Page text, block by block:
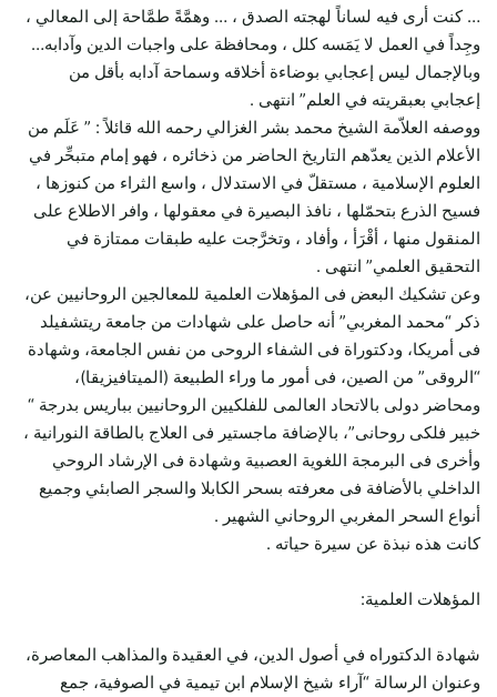
… كنت أرى فيه لساناً لهجته الصدق ، … وهمَّةً طمَّاحة إلى المعالي ،
وجِداً في العمل لا يَمَسه كلل ، ومحافظة على واجبات الدين وآدابه…
وبالإجمال ليس إعجابي بوضاءة أخلاقه وسماحة آدابه بأقل من
إعجابي بعبقريته في العلم” انتهى .
ووصفه العلاّمة الشيخ محمد بشر الغزالي رحمه الله قائلاً : ” عَلَم من
الأعلام الذين يعدّهم التاريخ الحاضر من ذخائره ، فهو إمام متبحِّر في
العلوم الإسلامية ، مستقلّ في الاستدلال ، واسع الثراء من كنوزها ،
فسيح الذرع بتحمّلها ، نافذ البصيرة في معقولها ، وافر الاطلاع على
المنقول منها ، أقْرَأ ، وأفاد ، وتخرَّجت عليه طبقات ممتازة في
التحقيق العلمي” انتهى .
وعن تشكيك البعض فى المؤهلات العلمية للمعالجين الروحانيين عن،
ذكر “محمد المغربي” أنه حاصل على شهادات من جامعة ريتشفيلد
فى أمريكا، ودكتوراة فى الشفاء الروحى من نفس الجامعة، وشهادة
“الروقى” من الصين، فى أمور ما وراء الطبيعة (الميتافيزيقا)،
ومحاضر دولى بالاتحاد العالمى للفلكيين الروحانيين بباريس بدرجة “
خبير فلكى روحانى”، بالإضافة ماجستير فى العلاج بالطاقة النورانية ،
وأخرى فى البرمجة اللغوية العصبية وشهادة فى الإرشاد الروحي
الداخلي بالأضافة فى معرفته بسحر الكابلا والسجر الصابئي وجميع
أنواع السحر المغربي الروحاني الشهير .
كانت هذه نبذة عن سيرة حياته .
المؤهلات العلمية:
شهادة الدكتوراه في أصول الدين، في العقيدة والمذاهب المعاصرة،
وعنوان الرسالة “آراء شيخ الإسلام ابن تيمية في الصوفية، جمع